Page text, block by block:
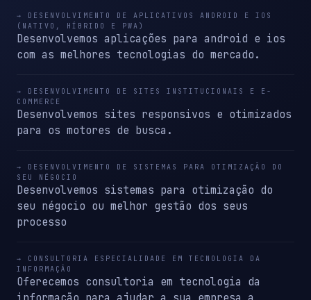
→ DESENVOLVIMENTO DE APLICATIVOS ANDROID E IOS
(NATIVO, HÍBRIDO E PWA)
Desenvolvemos aplicações para android e ios
com as melhores tecnologias do mercado.
→ DESENVOLVIMENTO DE SITES INSTITUCIONAIS E E-
COMMERCE
Desenvolvemos sites responsivos e otimizados
para os motores de busca.
→ DESENVOLVIMENTO DE SISTEMAS PARA OTIMIZAÇÃO DO
SEU NÉGOCIO
Desenvolvemos sistemas para otimização do
seu négocio ou melhor gestão dos seus
processo
→ CONSULTORIA ESPECIALIDADE EM TECNOLOGIA DA
INFORMAÇÃO
Oferecemos consultoria em tecnologia da